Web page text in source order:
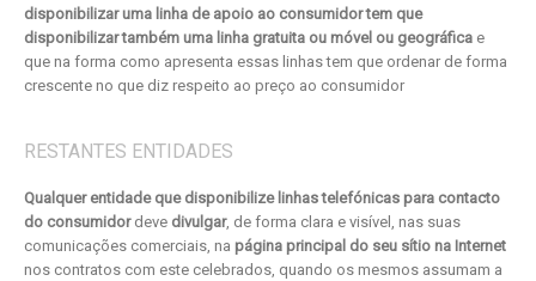
disponibilizar uma linha de apoio ao consumidor tem que
disponibilizar também uma linha gratuita ou móvel ou geográfica e
que na forma como apresenta essas linhas tem que ordenar de forma
crescente no que diz respeito ao preço ao consumidor
RESTANTES ENTIDADES
Qualquer entidade que disponibilize linhas telefónicas para contacto
do consumidordeve divulgar, de forma clara e visível, nas suas
comunicações comerciais, na página principal do seu sítio na Internet
nos contratos com este celebrados, quando os mesmos assumam a